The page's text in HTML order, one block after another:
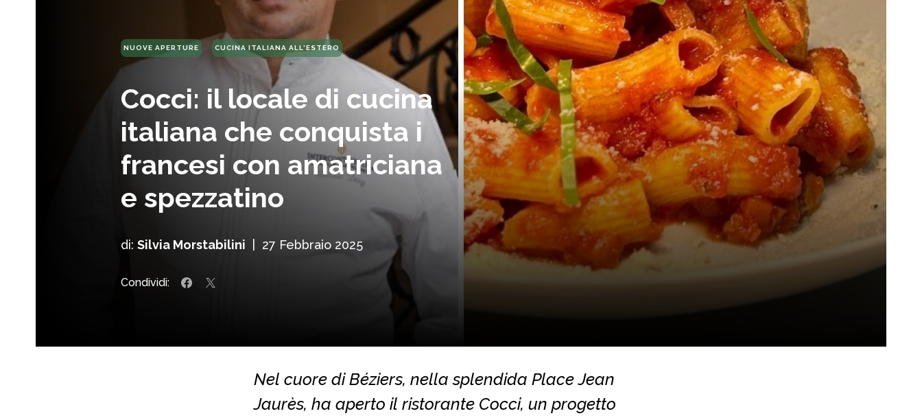
NUOVE APERTURE CUCINA ITALIANA ALL'ESTERO
Cocci: il locale di cucina
italiana che conquista i
francesi con amatriciana
e spezzatino
di: Silvia Morstabilini 27 Febbraio 2025
Condividi:
Nel cuore di Béziers, nella splendida Place Jean
Jaurès, ha aperto il ristorante Cocci, un progetto